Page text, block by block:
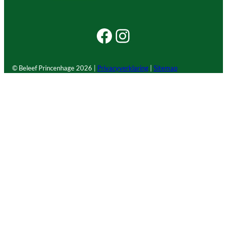
Facebook Beleef Princenhage
Instagram Beleef Princenhage
© Beleef Princenhage 2026 | Privacyverklaring Sitemap